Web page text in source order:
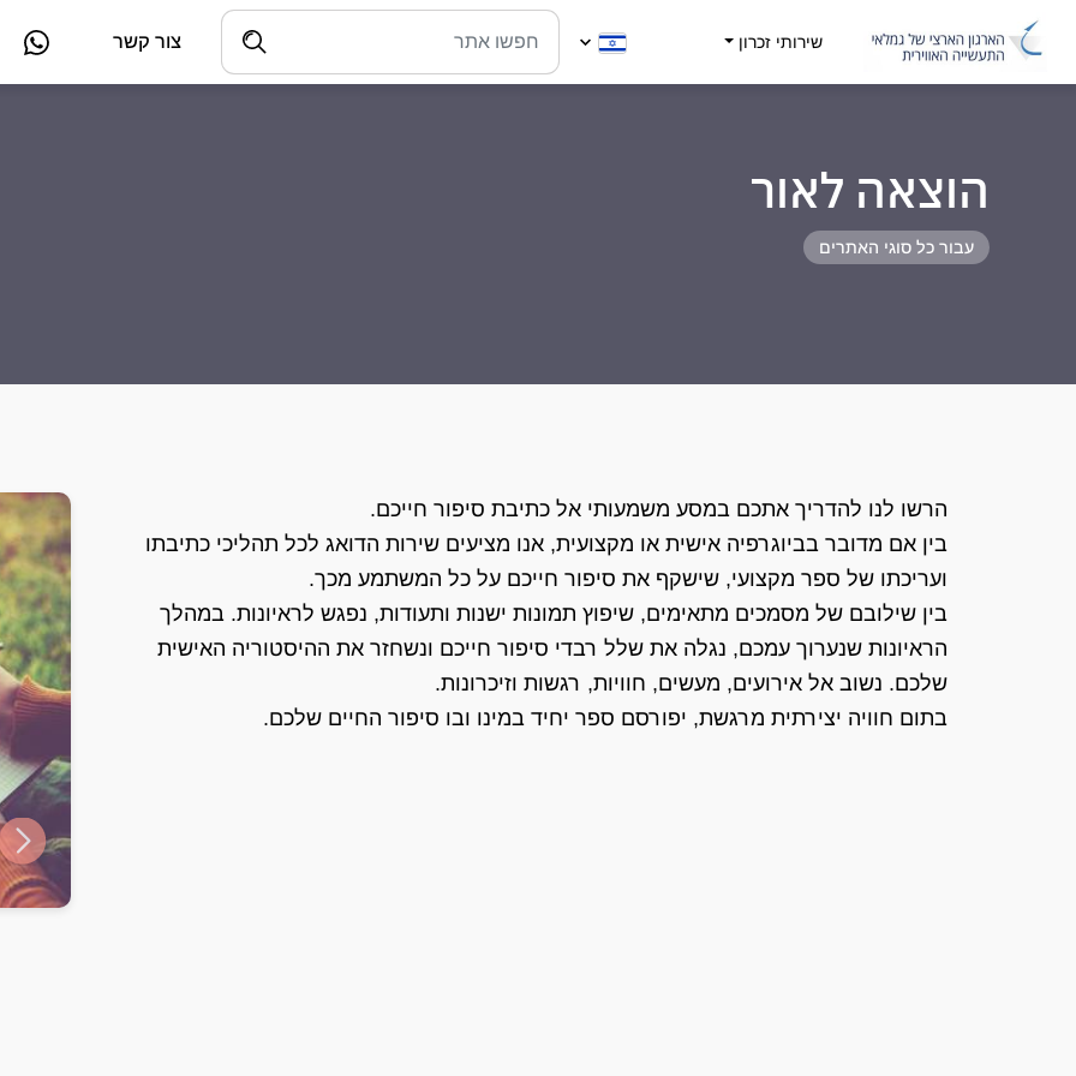
שירותי זכרון צור קשר
הוצאה לאור
עבור כל סוגי האתרים
הרשו לנו להדריך אתכם במסע משמעותי אל כתיבת סיפור חייכם.
בין אם מדובר בביוגרפיה אישית או מקצועית, אנו מציעים שירות הדואג לכל תהליכי כתיבתו
ועריכתו של ספר מקצועי, שישקף את סיפור חייכם על כל המשתמע מכך.
בין שילובם של מסמכים מתאימים, שיפוץ תמונות ישנות ותעודות, נפגש לראיונות. במהלך
הראיונות שנערוך עמכם, נגלה את שלל רבדי סיפור חייכם ונשחזר את ההיסטוריה האישית
שלכם. נשוב אל אירועים, מעשים, חוויות, רגשות וזיכרונות.
בתום חוויה יצירתית מרגשת, יפורסם ספר יחיד במינו ובו סיפור החיים שלכם.